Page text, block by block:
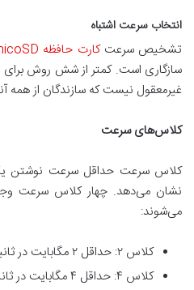
انتخاب سرعت اشتباه
تشخیص سرعتکارت حافظه micoSD
سازگاری است. کمتر از شش روش
غیرمعقول نیست که سازندگان از همه
کلاس‌های سرعت
کلاس سرعت حداقل سرعت نوشتن
نشان می‌دهد. چهار کلاس سرعت
می‌شوند:
کلاس ۲: حداقل ۲ مگابایت در ثانیه
کلاس ۴: حداقل ۴ مگابایت در ثانیه